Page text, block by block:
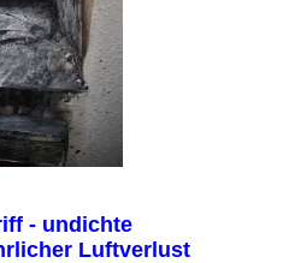
- undichte
Luftverlust